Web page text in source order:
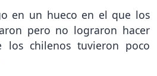
en un hueco en el que los
pero no lograron hacer
los chilenos tuvieron poco